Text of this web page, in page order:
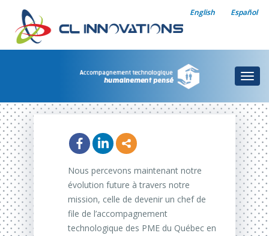
Nous percevons maintenant notre
évolution future à travers notre
mission, celle de devenir un chef de
file de l’accompagnement
technologique des PME du Québec en
Español
English